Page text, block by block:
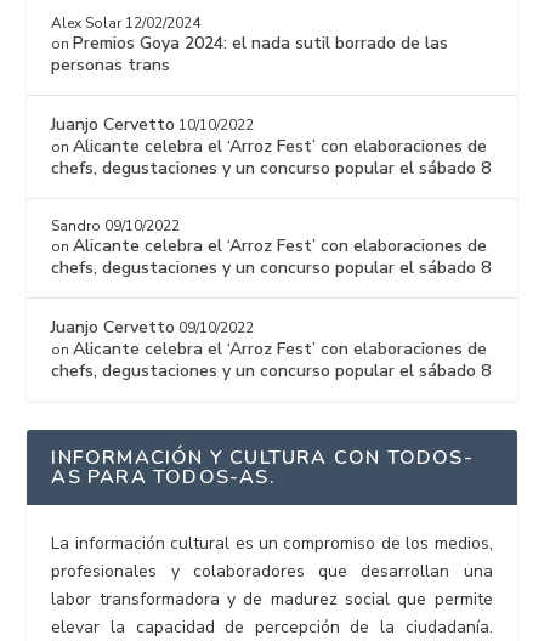
Alex Solar 12/02/2024
on Premios Goya 2024: el nada sutil borrado de las
personas trans
Juanjo Cervetto 10/10/2022
onAlicante celebra el ‘Arroz Fest’ con elaboraciones de
chefs, degustaciones y un concurso popular el sábado 8
Sandro 09/10/2022
onAlicante celebra el ‘Arroz Fest’ con elaboraciones de
chefs, degustaciones y un concurso popular el sábado 8
Juanjo Cervetto 09/10/2022
onAlicante celebra el ‘Arroz Fest’ con elaboraciones de
chefs, degustaciones y un concurso popular el sábado 8
INFORMACIÓN Y CULTURA CON TODOS-
AS PARA TODOS-AS.
La información cultural es un compromiso de los medios,
profesionales y colaboradores que desarrollan una
labor transformadora y de madurez social que permite
elevar la capacidad de percepción de la ciudadanía.